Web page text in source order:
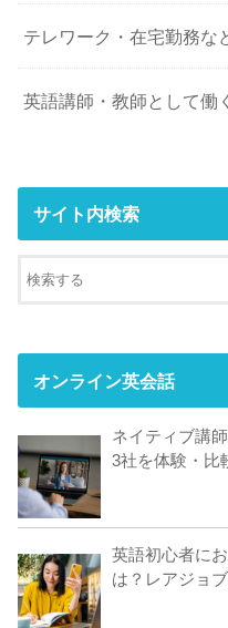
テレワーク・在宅勤務な
英語講師・教師として働く
サイト内検索
オンライン英会話
ネイティブ講
3社を体験・比
英語初心者に
は？レアジョ